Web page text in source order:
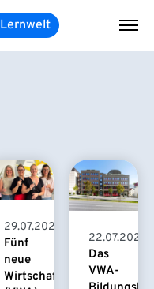
29.07.2026
Fünf
neue
Wirtschaftspsychologinnen
22.07.2026
Das
VWA-